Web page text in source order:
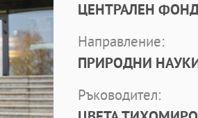
ЦЕНТРАЛЕН
Направление:
ПРИРОДНИ
Ръководител: